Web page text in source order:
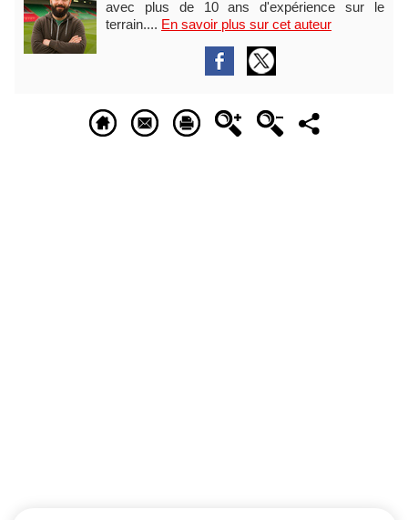
avec plus de 10 ans d'expérience sur le
terrain.... En savoir plus sur cet auteur